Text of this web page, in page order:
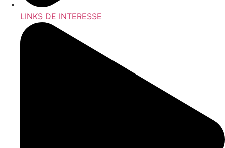
LINKS DE INTERESSE